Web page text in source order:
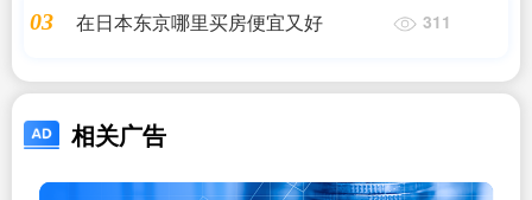
03 在日本东京哪里买房便宜又好 311
相关广告